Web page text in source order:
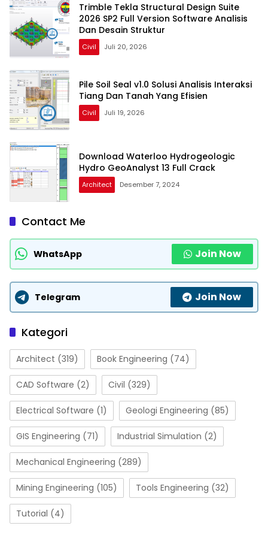
Trimble Tekla Structural Design Suite
2026 SP2 Full Version Software Analisis
Dan Desain Struktur
Civil Juli 20, 2026
Pile Soil Seal v1.0 Solusi Analisis Interaksi
Tiang Dan Tanah Yang Efisien
Civil Juli 19, 2026
Download Waterloo Hydrogeologic
Hydro GeoAnalyst 13 Full Crack
Architect Desember 7, 2024
Contact Me
WhatsApp Join Now
Telegram Join Now
Kategori
Architect (319) Book Engineering (74)
CAD Software (2) Civil (329)
Electrical Software (1) Geologi Engineering (85)
GIS Engineering (71) Industrial Simulation (2)
Mechanical Engineering (289)
Mining Engineering (105) Tools Engineering (32)
Tutorial (4)